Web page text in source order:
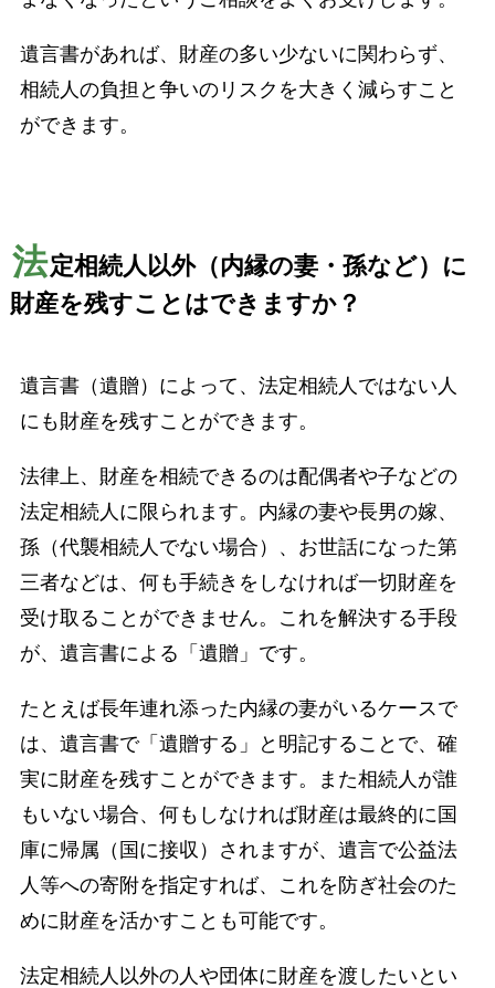
遺言書があれば、財産の多い少ないに関わらず、
相続人の負担と争いのリスクを大きく減らすこと
ができます。
法定相続人以外（内縁の妻・孫など）に
財産を残すことはできますか？
遺言書（遺贈）によって、法定相続人ではない人
にも財産を残すことができます。
法律上、財産を相続できるのは配偶者や子などの
法定相続人に限られます。内縁の妻や長男の嫁、
孫（代襲相続人でない場合）、お世話になった第
三者などは、何も手続きをしなければ一切財産を
受け取ることができません。これを解決する手段
が、遺言書による「遺贈」です。
たとえば長年連れ添った内縁の妻がいるケースで
は、遺言書で「遺贈する」と明記することで、確
実に財産を残すことができます。また相続人が誰
もいない場合、何もしなければ財産は最終的に国
庫に帰属（国に接収）されますが、遺言で公益法
人等への寄附を指定すれば、これを防ぎ社会のた
めに財産を活かすことも可能です。
法定相続人以外の人や団体に財産を渡したいとい